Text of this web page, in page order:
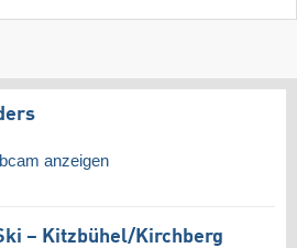
anzeigen
– Kitzbühel/​Kirchberg